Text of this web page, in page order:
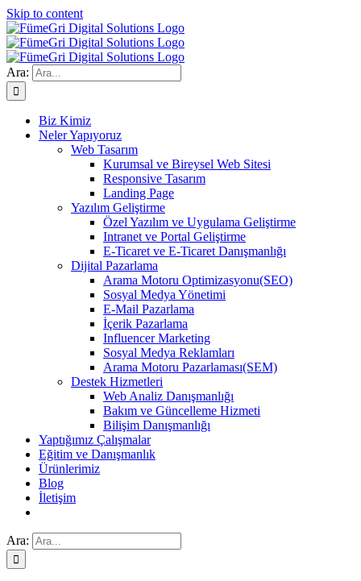
Skip to content
Ara:
Biz Kimiz
Neler Yapıyoruz
Web Tasarım
Kurumsal ve Bireysel Web Sitesi
Responsive Tasarım
Landing Page
Yazılım Geliştirme
Özel Yazılım ve Uygulama Geliştirme
Intranet ve Portal Geliştirme
E-Ticaret ve E-Ticaret Danışmanlığı
Dijital Pazarlama
Arama Motoru Optimizasyonu(SEO)
Sosyal Medya Yönetimi
E-Mail Pazarlama
İçerik Pazarlama
Influencer Marketing
Sosyal Medya Reklamları
Arama Motoru Pazarlaması(SEM)
Destek Hizmetleri
Web Analiz Danışmanlığı
Bakım ve Güncelleme Hizmeti
Bilişim Danışmanlığı
Yaptığımız Çalışmalar
Eğitim ve Danışmanlık
Ürünlerimiz
Blog
İletişim
Ara: